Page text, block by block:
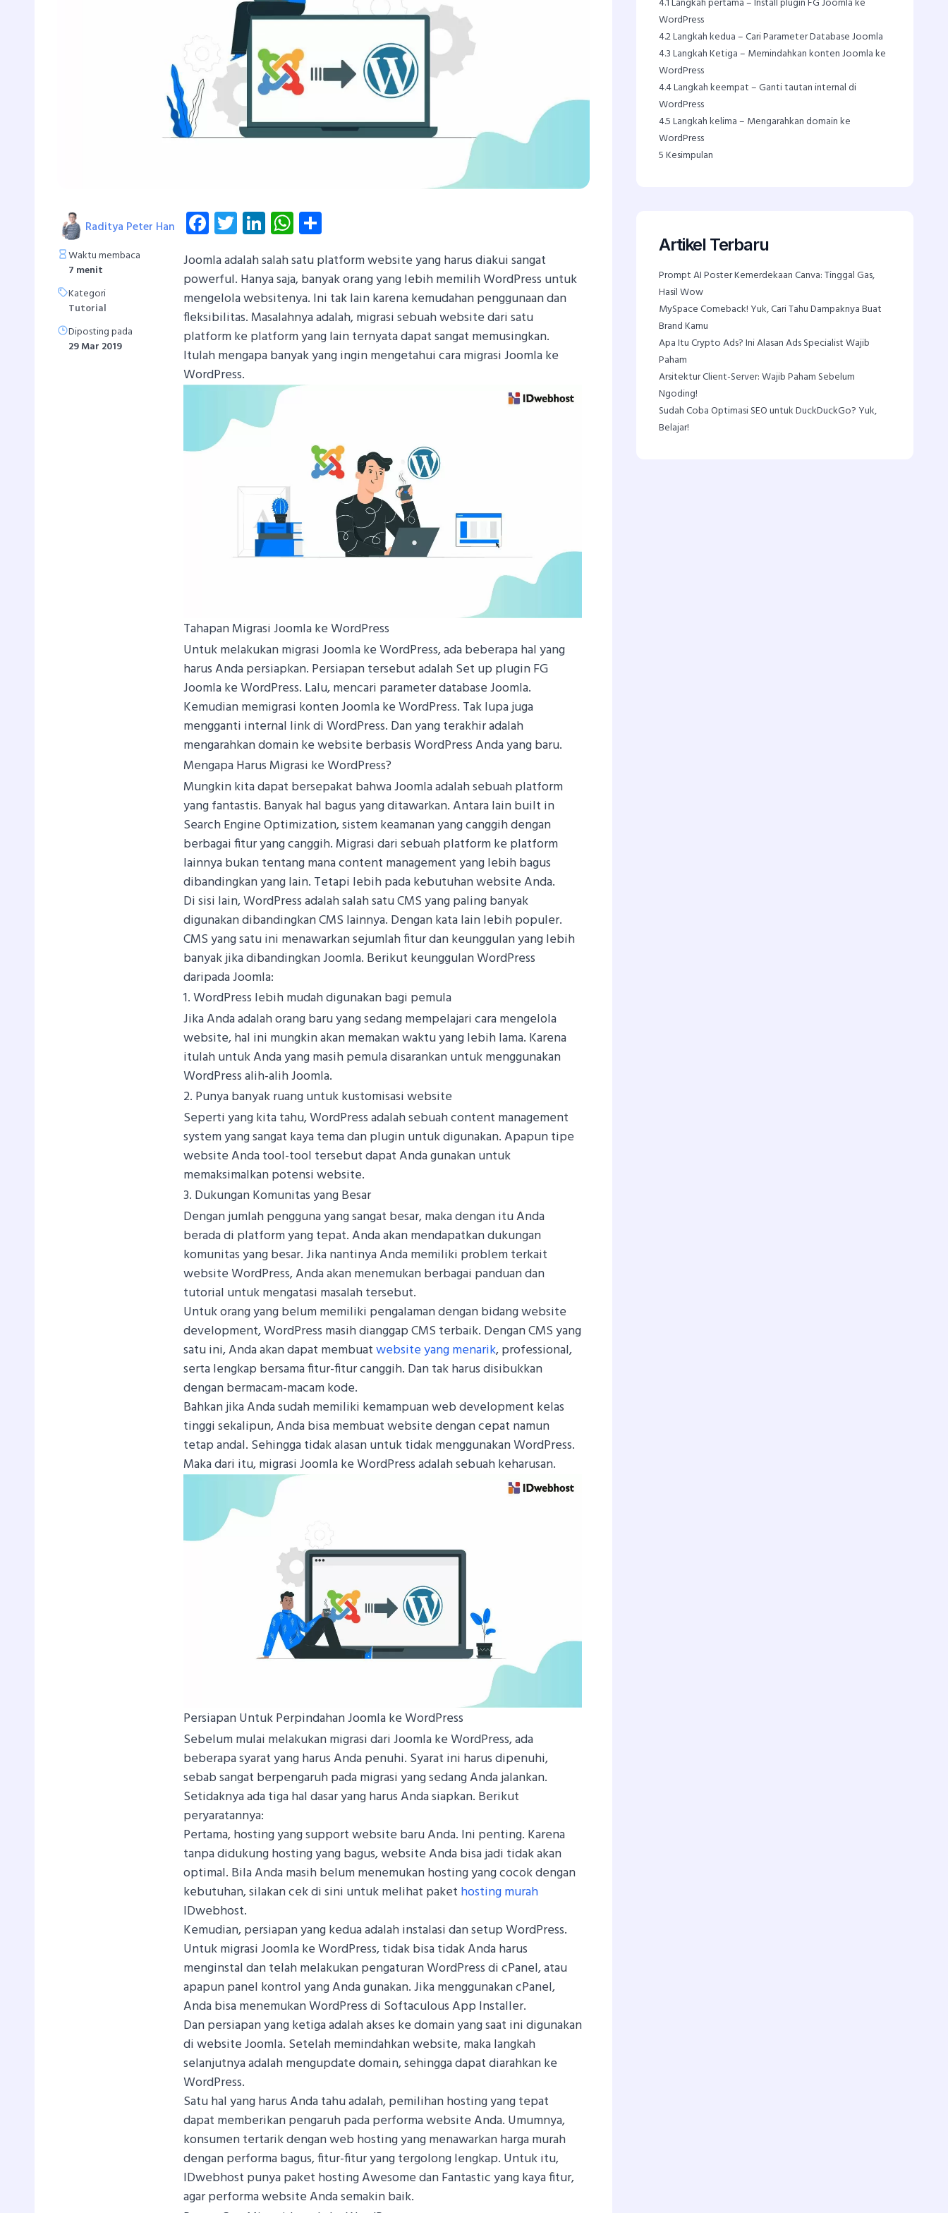
Raditya Peter Han
Waktu membaca
7 menit
Kategori
Tutorial
Diposting pada
29 Mar 2019
Facebook
Twitter
LinkedIn
WhatsApp
Share
Joomla adalah salah satu platform website yang harus diakui sangat
powerful. Hanya saja, banyak orang yang lebih memilih WordPress untuk
mengelola websitenya. Ini tak lain karena kemudahan penggunaan dan
fleksibilitas. Masalahnya adalah, migrasi sebuah website dari satu
platform ke platform yang lain ternyata dapat sangat memusingkan.
Itulah mengapa banyak yang ingin mengetahui cara migrasi Joomla ke
WordPress.
Tahapan Migrasi Joomla ke WordPress
Untuk melakukan migrasi Joomla ke WordPress, ada beberapa hal yang
harus Anda persiapkan. Persiapan tersebut adalah Set up plugin FG
Joomla ke WordPress. Lalu, mencari parameter database Joomla.
Kemudian memigrasi konten Joomla ke WordPress. Tak lupa juga
mengganti internal link di WordPress. Dan yang terakhir adalah
mengarahkan domain ke website berbasis WordPress Anda yang baru.
Mengapa Harus Migrasi ke WordPress?
Mungkin kita dapat bersepakat bahwa Joomla adalah sebuah platform
yang fantastis. Banyak hal bagus yang ditawarkan. Antara lain built in
Search Engine Optimization, sistem keamanan yang canggih dengan
berbagai fitur yang canggih. Migrasi dari sebuah platform ke platform
lainnya bukan tentang mana content management yang lebih bagus
dibandingkan yang lain. Tetapi lebih pada kebutuhan website Anda.
Di sisi lain, WordPress adalah salah satu CMS yang paling banyak
digunakan dibandingkan CMS lainnya. Dengan kata lain lebih populer.
CMS yang satu ini menawarkan sejumlah fitur dan keunggulan yang lebih
banyak jika dibandingkan Joomla. Berikut keunggulan WordPress
daripada Joomla:
1. WordPress lebih mudah digunakan bagi pemula
Jika Anda adalah orang baru yang sedang mempelajari cara mengelola
website, hal ini mungkin akan memakan waktu yang lebih lama. Karena
itulah untuk Anda yang masih pemula disarankan untuk menggunakan
WordPress alih-alih Joomla.
2. Punya banyak ruang untuk kustomisasi website
Seperti yang kita tahu, WordPress adalah sebuah content management
system yang sangat kaya tema dan plugin untuk digunakan. Apapun tipe
website Anda tool-tool tersebut dapat Anda gunakan untuk
memaksimalkan potensi website.
3. Dukungan Komunitas yang Besar
Dengan jumlah pengguna yang sangat besar, maka dengan itu Anda
berada di platform yang tepat. Anda akan mendapatkan dukungan
komunitas yang besar. Jika nantinya Anda memiliki problem terkait
website WordPress, Anda akan menemukan berbagai panduan dan
tutorial untuk mengatasi masalah tersebut.
Untuk orang yang belum memiliki pengalaman dengan bidang website
development, WordPress masih dianggap CMS terbaik. Dengan CMS yang
satu ini, Anda akan dapat membuatwebsite yang menarik, professional,
serta lengkap bersama fitur-fitur canggih. Dan tak harus disibukkan
dengan bermacam-macam kode.
Bahkan jika Anda sudah memiliki kemampuan web development kelas
tinggi sekalipun, Anda bisa membuat website dengan cepat namun
tetap andal. Sehingga tidak alasan untuk tidak menggunakan WordPress.
Maka dari itu, migrasi Joomla ke WordPress adalah sebuah keharusan.
Persiapan Untuk Perpindahan Joomla ke WordPress
Sebelum mulai melakukan migrasi dari Joomla ke WordPress, ada
beberapa syarat yang harus Anda penuhi. Syarat ini harus dipenuhi,
sebab sangat berpengaruh pada migrasi yang sedang Anda jalankan.
Setidaknya ada tiga hal dasar yang harus Anda siapkan. Berikut
peryaratannya:
Pertama, hosting yang support website baru Anda. Ini penting. Karena
tanpa didukung hosting yang bagus, website Anda bisa jadi tidak akan
optimal. Bila Anda masih belum menemukan hosting yang cocok dengan
kebutuhan, silakan cek di sini untuk melihat paket hosting murah
IDwebhost.
Kemudian, persiapan yang kedua adalah instalasi dan setup WordPress.
Untuk migrasi Joomla ke WordPress, tidak bisa tidak Anda harus
menginstal dan telah melakukan pengaturan WordPress di cPanel, atau
apapun panel kontrol yang Anda gunakan. Jika menggunakan cPanel,
Anda bisa menemukan WordPress di Softaculous App Installer.
Dan persiapan yang ketiga adalah akses ke domain yang saat ini digunakan
di website Joomla. Setelah memindahkan website, maka langkah
selanjutnya adalah mengupdate domain, sehingga dapat diarahkan ke
WordPress.
Satu hal yang harus Anda tahu adalah, pemilihan hosting yang tepat
dapat memberikan pengaruh pada performa website Anda. Umumnya,
konsumen tertarik dengan web hosting yang menawarkan harga murah
dengan performa bagus, fitur-fitur yang tergolong lengkap. Untuk itu,
IDwebhost punya paket hosting Awesome dan Fantastic yang kaya fitur,
agar performa website Anda semakin baik.
WordPress
4.2Langkah kedua – Cari Parameter Database Joomla
4.3Langkah Ketiga – Memindahkan konten Joomla ke
WordPress
4.4Langkah keempat – Ganti tautan internal di
WordPress
4.5Langkah kelima – Mengarahkan domain ke
WordPress
5Kesimpulan
Artikel Terbaru
Prompt AI Poster Kemerdekaan Canva: Tinggal Gas,
Hasil Wow
MySpace Comeback! Yuk, Cari Tahu Dampaknya Buat
Brand Kamu
Apa Itu Crypto Ads? Ini Alasan Ads Specialist Wajib
Paham
Arsitektur Client-Server: Wajib Paham Sebelum
Ngoding!
Sudah Coba Optimasi SEO untuk DuckDuckGo? Yuk,
Belajar!